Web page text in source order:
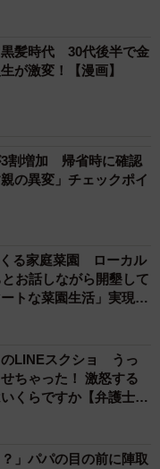
髪時代 30代後半で金
が激変！【漫画】
3割増加 帰省時に確認
の異変」チェックポイ
る家庭菜園 ローカル
お話しながら開墾して
な菜園生活」実現な
のLINEスクショ うっ
ちゃった！ 激怒する
くらですか【弁護士が
」パパの目の前に陣取